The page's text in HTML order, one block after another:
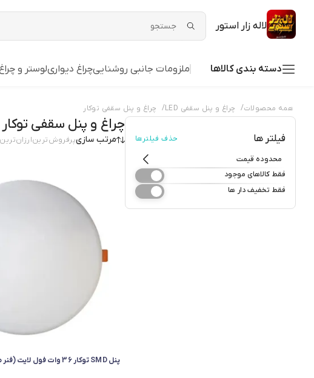
لاله زار استور
دسته بندی کالاها ملزومات جانبی روشناییچراغ دیواریلوستر و
همه محصولات/ چراغ و پنل سقفی LED / چراغ و پنل سقفی توکار
فیلتر ها حذف فیلترها
محدوده قیمت
فقط کالاهای موجود
فقط تخفیف دار ها
چراغ و پنل سقفی توکار
مرتب سازیپرفروش‌ترینارزان‌ترین
پنل SMD توکار 36 وات فول لایت (فنر متحرک) شیله